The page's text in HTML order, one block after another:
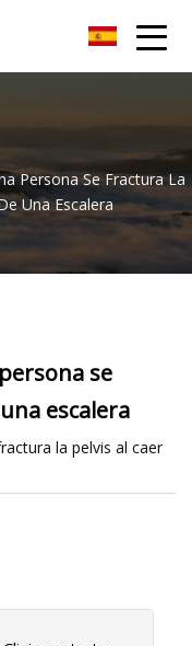
Persona Se Fractura La
Una Escalera
se
escalera
la pelvis al caer